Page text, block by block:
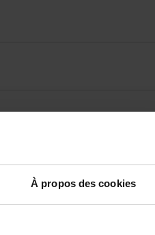
À propos des cookies